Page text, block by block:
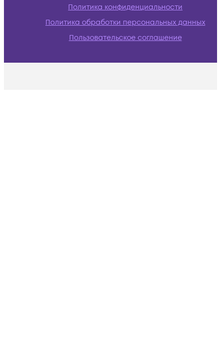
Политика конфиденциальности
Политика обработки персональных данных
Пользовательское соглашение